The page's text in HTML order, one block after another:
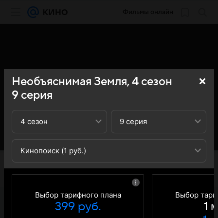
Необъяснимая Земля, 4 сезон
9 серия
4 сезон 9 серия
Кинопоиск (1 руб.)
Выбор тарифного плана
399 руб.
Выбор
1